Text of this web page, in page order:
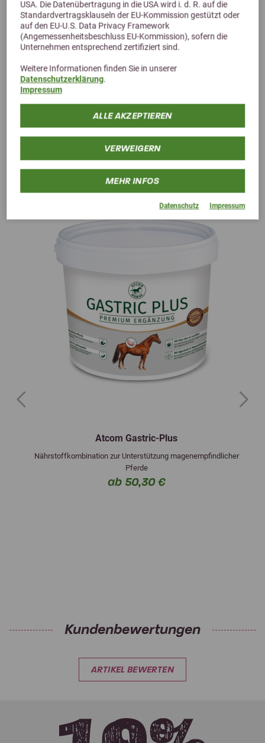
USA. Die Datenübertragung in die USA wird i. d. R. auf die
Standardvertragsklauseln der EU-Kommission gestützt oder
auf den EU-U.S. Data Privacy Framework
(Angemessenheitsbeschluss EU-Kommission), sofern die
Unternehmen entsprechend zertifiziert sind.
Weitere Informationen finden Sie in unserer
Datenschutzerklärung.
Impressum
ALLE AKZEPTIEREN
VERWEIGERN
MEHR INFOS
Datenschutz Impressum
93,73 €
Alternative Produkte
Atcom Gastric-Plus
Nährstoffkombination zur Unterstützung magenempfindlicher
Pferde
ab 50,30 €
Previous Next
Kundenbewertungen
ARTIKEL BEWERTEN